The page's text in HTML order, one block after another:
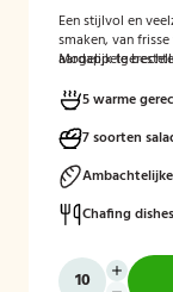
Een stijlvol en
smaken, van
Mogelijk te
5 warme
7 soorten
Chafing